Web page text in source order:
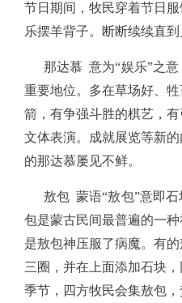
节日期间，牧民穿着节日
乐摆羊背子。断断续续直
那达慕 意为“娱乐”之意
重要地位。多在草场好、
箭，有争强斗胜的棋艺，
文体表演。成就展览等新
的那达慕屡见不鲜。
敖包 蒙语“敖包”意即石
包是蒙古民间最普遍的一
是敖包神压服了病魔。有
三圈，并在上面添加石块
季节，四方牧民会集敖包